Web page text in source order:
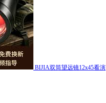
BIJIA双筒望远镜12x45看演